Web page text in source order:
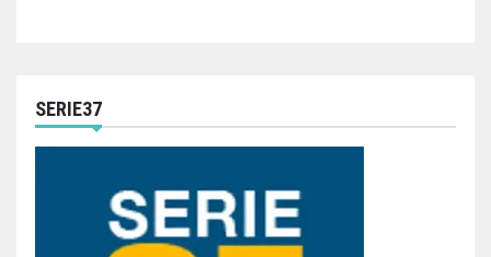
SERIE37